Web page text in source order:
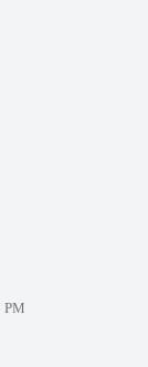
PM